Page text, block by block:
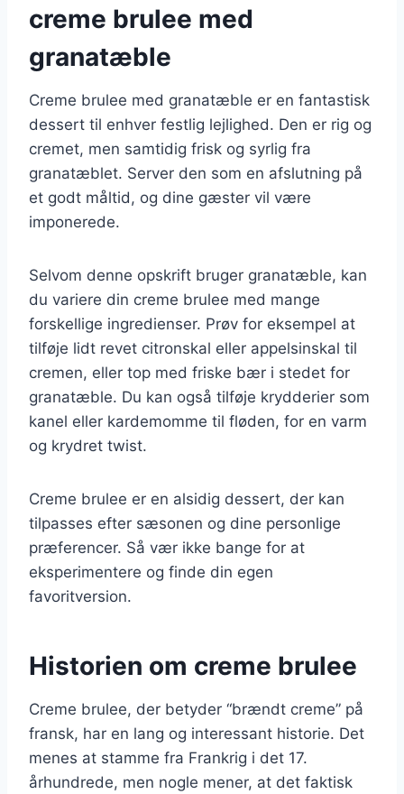
creme brulee med
granatæble
Creme brulee med granatæble er en fantastisk
dessert til enhver festlig lejlighed. Den er rig og
cremet, men samtidig frisk og syrlig fra
granatæblet. Server den som en afslutning på
et godt måltid, og dine gæster vil være
imponerede.
Selvom denne opskrift bruger granatæble, kan
du variere din creme brulee med mange
forskellige ingredienser. Prøv for eksempel at
tilføje lidt revet citronskal eller appelsinskal til
cremen, eller top med friske bær i stedet for
granatæble. Du kan også tilføje krydderier som
kanel eller kardemomme til fløden, for en varm
og krydret twist.
Creme brulee er en alsidig dessert, der kan
tilpasses efter sæsonen og dine personlige
præferencer. Så vær ikke bange for at
eksperimentere og finde din egen
favoritversion.
Historien om creme brulee
Creme brulee, der betyder “brændt creme” på
fransk, har en lang og interessant historie. Det
menes at stamme fra Frankrig i det 17.
århundrede, men nogle mener, at det faktisk